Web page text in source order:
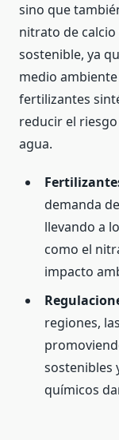
sino que
nitrato de
sostenible, ya
medio
fertilizantes
reducir el
agua.
demanda
llevando a
como el
impacto
regiones,
sostenibles
químicos